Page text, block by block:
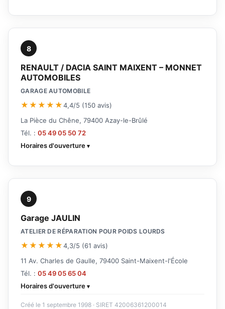
8
RENAULT / DACIA SAINT MAIXENT – MONNET
AUTOMOBILES
GARAGE AUTOMOBILE
★★★★★4,4/5 (150 avis)
La Pièce du Chêne, 79400 Azay-le-Brûlé
Tél. : 05 49 05 50 72
Horaires d'ouverture
9
Garage JAULIN
ATELIER DE RÉPARATION POUR POIDS LOURDS
★★★★★4,3/5 (61 avis)
11 Av. Charles de Gaulle, 79400 Saint-Maixent-l'École
Tél. : 05 49 05 65 04
Horaires d'ouverture
Créé le 1 septembre 1998 · SIRET 42006361200014